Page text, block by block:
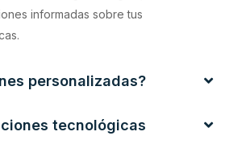
informadas sobre tus
personalizadas?
tecnológicas